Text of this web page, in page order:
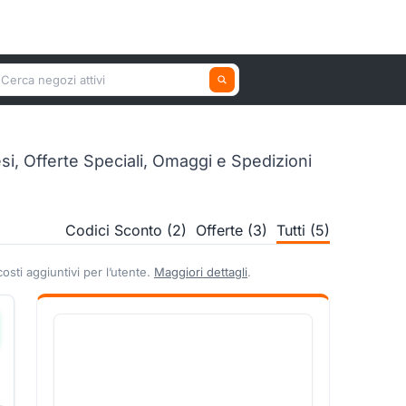
un negozio attivo
Offerte Speciali, Omaggi e Spedizioni
Codici Sconto (2) Offerte (3) Tutti (5)
aggiuntivi per l’utente. Maggiori dettagli.